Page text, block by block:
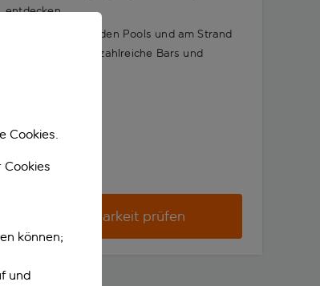
entdecken
Entspann dich an den Pools und am Strand
und freu dich auf zahlreiche Bars und
Verfügbarkeit prüfen
Cookies.
können;
und